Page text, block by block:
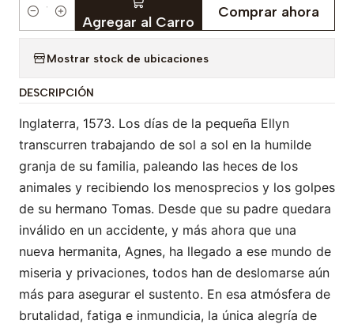
Cantidad Agregar al Carro
Comprar ahora
Mostrar stock de ubicaciones
DESCRIPCIÓN
Inglaterra, 1573. Los días de la pequeña Ellyn
transcurren trabajando de sol a sol en la humilde
granja de su familia, paleando las heces de los
animales y recibiendo los menosprecios y los golpes
de su hermano Tomas. Desde que su padre quedara
inválido en un accidente, y más ahora que una
nueva hermanita, Agnes, ha llegado a ese mundo de
miseria y privaciones, todos han de deslomarse aún
más para asegurar el sustento. En esa atmósfera de
brutalidad, fatiga e inmundicia, la única alegría de